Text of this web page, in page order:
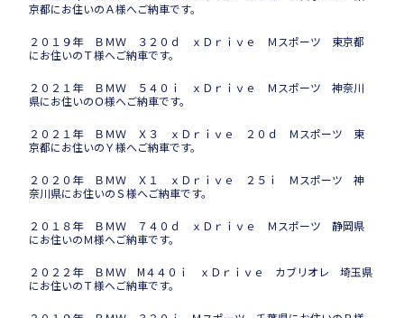
京都にお住いのＡ様へご納車です。
２０１９年 ＢＭＷ ３２０ｄ ｘＤｒｉｖｅ Ｍスポーツ 東京都
にお住いのＴ様へご納車です。
２０２１年 ＢＭＷ ５４０ｉ ｘＤｒｉｖｅ Ｍスポーツ 神奈川
県にお住いのＯ様へご納車です。
２０２１年 ＢＭＷ Ｘ３ ｘＤｒｉｖｅ ２０ｄ Ｍスポーツ 東
京都にお住いのＹ様へご納車です。
２０２０年 ＢＭＷ Ｘ１ ｘＤｒｉｖｅ ２５ｉ Ｍスポーツ 神
奈川県にお住いのＳ様へご納車です。
２０１８年 ＢＭＷ ７４０ｄ ｘＤｒｉｖｅ Ｍスポーツ 静岡県
にお住いのＭ様へご納車です。
２０２２年 ＢＭＷ M４４０ｉ ｘＤｒｉｖｅ カブリオレ 埼玉県
にお住いのＴ様へご納車です。